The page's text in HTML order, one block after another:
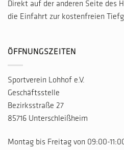
Direkt auf der anderen Seite des
die Einfahrt zur kostenfreien
ÖFFNUNGSZEITEN
Sportverein Lohhof e.V.
Geschäftsstelle
Bezirksstraße 27
85716 Unterschleißheim
Montag bis Freitag von 09:00-